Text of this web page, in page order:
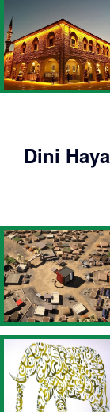
Dini